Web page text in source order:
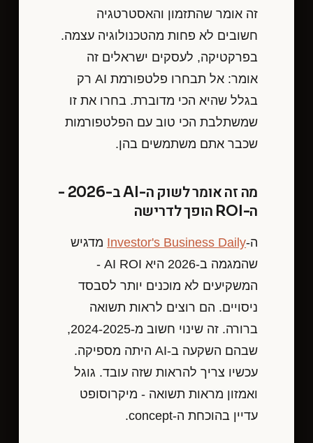
זה אומר שהתזמון והאסטרטגיה
חשובים לא פחות מהטכנולוגיה עצמה.
בפרקטיקה, לעסקים ישראלים זה
אומר: אל תבחרו פלטפורמת AI רק
בגלל שהיא הכי מדוברת. בחרו את זו
שמשתלבת הכי טוב עם הפלטפורמות
שכבר אתם משתמשים בהן.
מה זה אומר לשוק ה-AI ב-2026 -
ה-ROI הופך לדרישה
ה-Investor's Business Daily מדגיש
שהמגמה ב-2026 היא AI ROI -
המשקיעים לא מוכנים יותר לסבסד
ניסויים. הם רוצים לראות תשואה
ברורה. זה שינוי חשוב מ-2024-2025,
שבהם השקעה ב-AI היתה מספיקה.
עכשיו צריך להראות שזה עובד. גוגל
ואמזון מראות תשואה - מיקרוסופט
עדיין בהוכחת ה-concept.